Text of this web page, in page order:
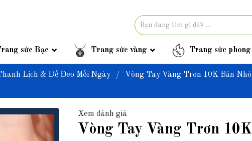
sức Bạc Trang sức vàng Trang sức
Lịch & Dễ Đeo Mỗi Ngày /
Vòng Tay Vàng Trơn 10K Bản
Xem đánh giá
Vòng Tay Vàng Trơn